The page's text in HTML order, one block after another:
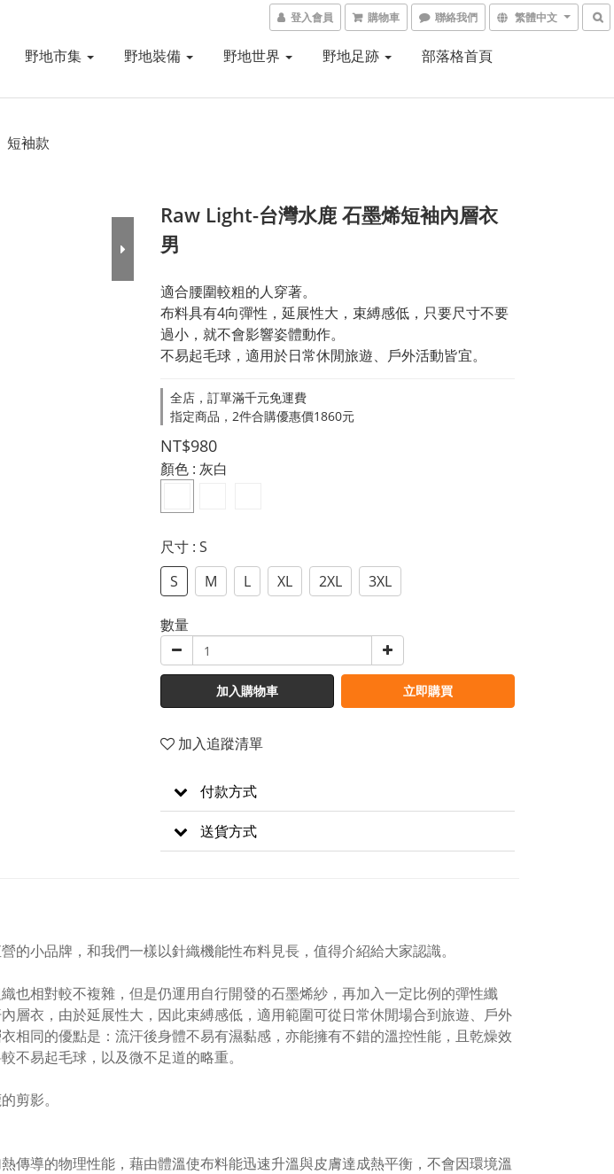
登入會員 購物車 聯絡我們 繁體中文
野地市集 野地裝備 野地世界 野地足跡 部落格首頁
短袖款
Raw Light-台灣水鹿 石墨烯短袖內層衣
男
適合腰圍較粗的人穿著。
布料具有4向彈性，延展性大，束縛感低，只要尺寸不要
過小，就不會影響姿體動作。
不易起毛球，適用於日常休閒旅遊、戶外活動皆宜。
全店，訂單滿千元免運費
指定商品，2件合購優惠價1860元
NT$980
顏色 : 灰白
尺寸 : S
S
M L XL 2XL 3XL
數量
加入購物車 立即購買
加入追蹤清單
付款方式
送貨方式
的小品牌，和我們一樣以針織機能性布料見長，值得介紹給大家認識。
也相對較不複雜，但是仍運用自行開發的石墨烯紗，再加入一定比例的彈性纖
層衣，由於延展性大，因此束縛感低，適用範圍可從日常休閒場合到旅遊、戶外
相同的優點是：流汗後身體不易有濕黏感，亦能擁有不錯的溫控性能，且乾燥效
不易起毛球，以及微不足道的略重。
剪影。
傳導的物理性能，藉由體溫使布料能迅速升溫與皮膚達成熱平衡，不會因環境溫